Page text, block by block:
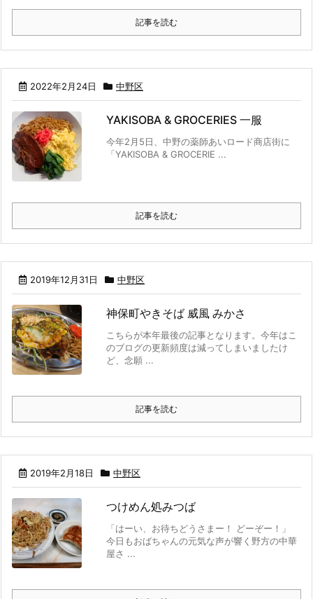
記事を読む
2022年2月24日 中野区
YAKISOBA & GROCERIES 一服
今年2月5日、中野の薬師あいロード商店街に
「YAKISOBA & GROCERIE ...
記事を読む
2019年12月31日 中野区
神保町やきそば 威風 みかさ
こちらが本年最後の記事となります。今年はこ
のブログの更新頻度は減ってしまいましたけ
ど、念願 ...
記事を読む
2019年2月18日 中野区
つけめん処みつば
「はーい、お待ちどうさまー！ どーぞー！」
今日もおばちゃんの元気な声が響く野方の中華
屋さ ...